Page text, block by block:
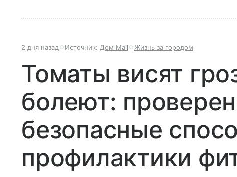
2 дня назад Источник: Дом Mail Жизнь за городом
Томаты висят
болеют:
безопасные
профилактики